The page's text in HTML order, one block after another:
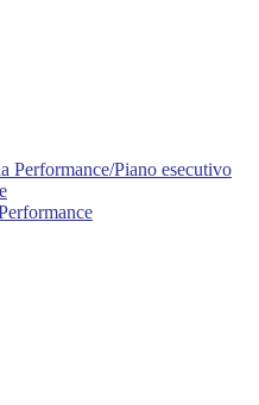
Performance/Piano esecutivo